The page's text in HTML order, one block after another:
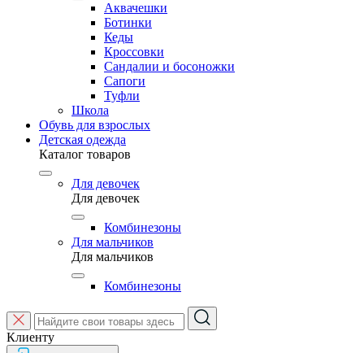
Аквачешки
Ботинки
Кеды
Кроссовки
Сандалии и босоножки
Сапоги
Туфли
Школа
Обувь для взрослых
Детская одежда
Каталог товаров
Для девочек
Для девочек
Комбинезоны
Для мальчиков
Для мальчиков
Комбинезоны
Клиенту